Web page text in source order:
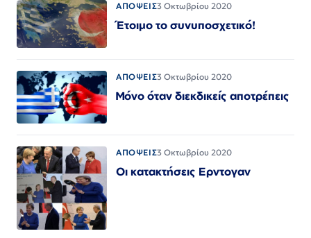
ΑΠΟΨΕΙΣ3 Οκτωβρίου 2020
Έτοιμο το συνυποσχετικό!
ΑΠΟΨΕΙΣ3 Οκτωβρίου 2020
Μόνο όταν διεκδικείς αποτρέπεις
ΑΠΟΨΕΙΣ3 Οκτωβρίου 2020
Οι κατακτήσεις Ερντογαν